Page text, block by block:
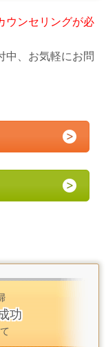
ウンセリングが必
中、お気軽にお問
功